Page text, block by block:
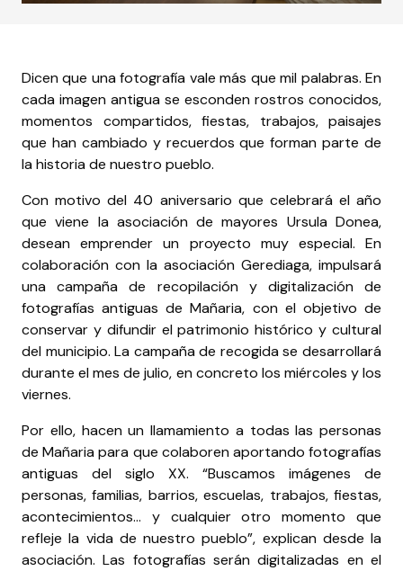
Dicen que una fotografía vale más que mil palabras. En
cada imagen antigua se esconden rostros conocidos,
momentos compartidos, fiestas, trabajos, paisajes
que han cambiado y recuerdos que forman parte de
la historia de nuestro pueblo.
Con motivo del 40 aniversario que celebrará el año
que viene la asociación de mayores Ursula Donea,
desean emprender un proyecto muy especial. En
colaboración con la asociación Gerediaga, impulsará
una campaña de recopilación y digitalización de
fotografías antiguas de Mañaria, con el objetivo de
conservar y difundir el patrimonio histórico y cultural
del municipio. La campaña de recogida se desarrollará
durante el mes de julio, en concreto los miércoles y los
viernes.
Por ello, hacen un llamamiento a todas las personas
de Mañaria para que colaboren aportando fotografías
antiguas del siglo XX. “Buscamos imágenes de
personas, familias, barrios, escuelas, trabajos, fiestas,
acontecimientos... y cualquier otro momento que
refleje la vida de nuestro pueblo”, explican desde la
asociación. Las fotografías serán digitalizadas en el